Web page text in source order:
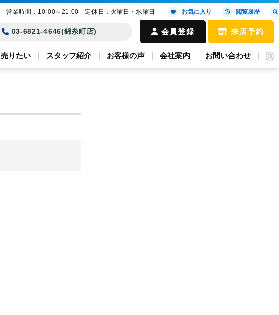
03-6821-4646(錦糸町店) 会員登録 来店予約
売りたい スタッフ紹介 お客様の声 会社案内 お問い合わせ
営業時間：10:00～21:00 定休日：火曜日・水曜日 お気に入り 閲覧履歴